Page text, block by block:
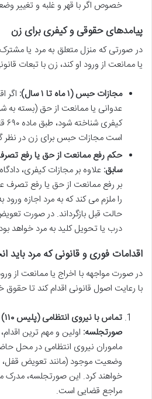
خصوص اگر با قهر و غلبه و تغییر
پیامدهای حقوقی و کیفری برای زن
در صورتی که منزل متعلق به مرد یا
یا ممانعت از ورود او کند، زن با تبعات
مجازات حبس (۱ ماه تا ۱ سال):
اگر
عدوانی یا ممانعت از حق (بسته به
است مجازات حبس برای زن در نظر
حکم رفع ممانعت از حق یا رفع
سابق: علاوه بر مجازات کیفری،
بر رفع ممانعت از حق یا رفع تصرف
را ملزم می کند که به مرد اجازه
حالت قبل بازگرداند. در صورت
درب یا تحویل کلید به مرد خواهد
اقدامات فوری و قانونی که مرد باید
در صورت مواجهه با اخراج یا ممانعت از
با رعایت اصول قانونی اقدام کند تا حقوق
صورتجلسه: اولین و مهم ترین
ماموران نیروی انتظامی در محل
وضعیت موجود (مانند تعویض قفل،
خواهند کرد. این صورتجلسه، مدرک
مراجع قضایی است.